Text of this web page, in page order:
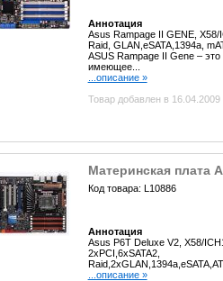
Аннотация
Asus Rampage II GENE, X58/
Raid, GLAN,eSATA,1394a,
ASUS Rampage II Gene – это
имеющее...
...описание »
Товар добавлен в 16.04.2009
Материнская плата
Код товара: L10886
Аннотация
Asus P6T Deluxe V2, X58/
2xPCI,6xSATA2,
...описание »